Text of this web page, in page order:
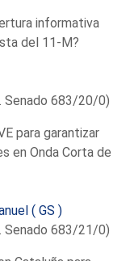
informativa
del 11-M?
Senado 683/20/0)
para garantizar
en Onda Corta de
( GS )
Senado 683/21/0)